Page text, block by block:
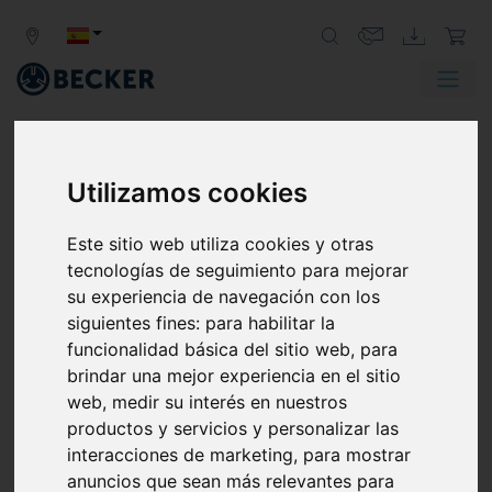
Utilizamos cookies
Este sitio web utiliza cookies y otras
tecnologías de seguimiento para mejorar
su experiencia de navegación con los
siguientes fines: para habilitar la
funcionalidad básica del sitio web, para
brindar una mejor experiencia en el sitio
web, medir su interés en nuestros
productos y servicios y personalizar las
interacciones de marketing, para mostrar
anuncios que sean más relevantes para
OPTIMIZACIÓN DE BASLER AG
CON UNA SOPLANTE DE
CANAL LATERAL BECKER
ESTUDIO DE CASO:
Con más de tres décadas de experiencia,
nuestro socio Basler crea soluciones de visión
que hacen la vida más fácil, los procesos más
fluidos y las aplicaciones más eficientes. Al
fabricar cámaras industriales especializadas,